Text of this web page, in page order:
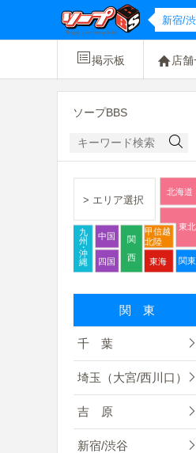
新宿/
掲示板 店
ソープBBS
> エリア選択
中国
四国 東海
甲信越
北陸
東北
関東
北海道
九
州
・
沖
縄
関
西
関 東
千 葉
埼玉（大宮/西川口）
吉 原
新宿/渋谷